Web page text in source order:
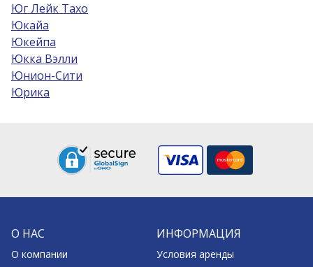
Юг Лейк Тахо
Юкайа
Юкейпа
Юкка Вэлли
Юнион-Сити
Юрика
О НАС
О компании
ИНФОРМАЦИЯ
Условия аренды